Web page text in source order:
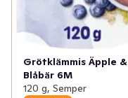
Grötklämmis Äpple &
Blåbär 6M
120 g, Semper